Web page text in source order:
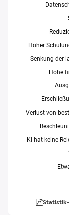
Hoher
Senkung der
Hohe
Verlust von
KI hat keine